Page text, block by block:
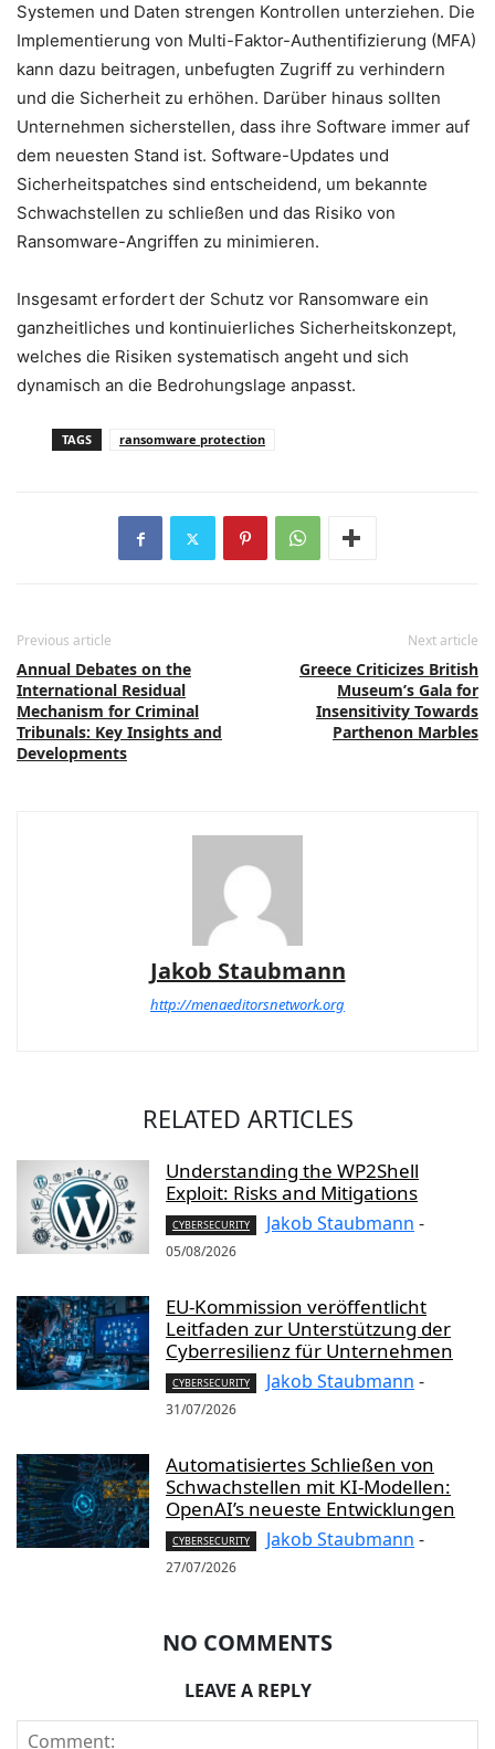
Systemen und Daten strengen Kontrollen unterziehen. Die
Implementierung von Multi-Faktor-Authentifizierung (MFA)
kann dazu beitragen, unbefugten Zugriff zu verhindern
und die Sicherheit zu erhöhen. Darüber hinaus sollten
Unternehmen sicherstellen, dass ihre Software immer auf
dem neuesten Stand ist. Software-Updates und
Sicherheitspatches sind entscheidend, um bekannte
Schwachstellen zu schließen und das Risiko von
Ransomware-Angriffen zu minimieren.
Insgesamt erfordert der Schutz vor Ransomware ein
ganzheitliches und kontinuierliches Sicherheitskonzept,
welches die Risiken systematisch angeht und sich
dynamisch an die Bedrohungslage anpasst.
TAGS ransomware protection
Previous article
Annual Debates on the
International Residual
Mechanism for Criminal
Tribunals: Key Insights and
Developments
Next article
Greece Criticizes British
Museum’s Gala for
Insensitivity Towards
Parthenon Marbles
Jakob Staubmann
http://menaeditorsnetwork.org
RELATED ARTICLES
Understanding the WP2Shell
Exploit: Risks and Mitigations
CYBERSECURITY Jakob Staubmann -
05/08/2026
EU-Kommission veröffentlicht
Leitfaden zur Unterstützung der
Cyberresilienz für Unternehmen
CYBERSECURITY Jakob Staubmann -
31/07/2026
Automatisiertes Schließen von
Schwachstellen mit KI-Modellen:
OpenAI’s neueste Entwicklungen
CYBERSECURITY Jakob Staubmann -
27/07/2026
NO COMMENTS
LEAVE A REPLY